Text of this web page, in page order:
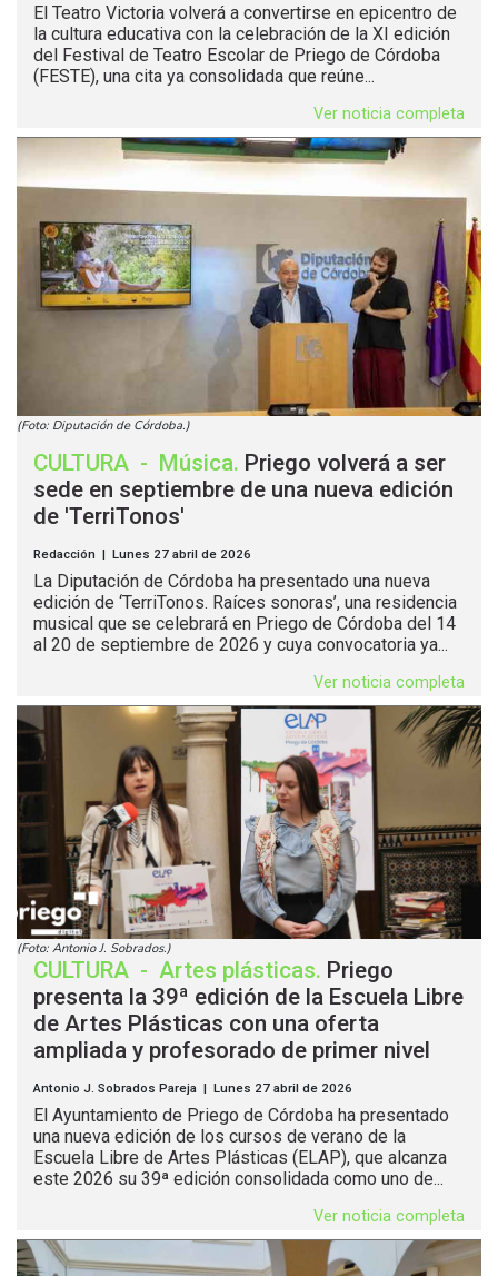
El Teatro Victoria volverá a convertirse en epicentro de
la cultura educativa con la celebración de la XI edición
del Festival de Teatro Escolar de Priego de Córdoba
(FESTE), una cita ya consolidada que reúne...
Ver noticia completa
(Foto: Diputación de Córdoba.)
CULTURA - Música. Priego volverá a ser
sede en septiembre de una nueva edición
de 'TerriTonos'
Redacción | Lunes 27 abril de 2026
La Diputación de Córdoba ha presentado una nueva
edición de ‘TerriTonos. Raíces sonoras’, una residencia
musical que se celebrará en Priego de Córdoba del 14
al 20 de septiembre de 2026 y cuya convocatoria ya...
Ver noticia completa
(Foto: Antonio J. Sobrados.)
CULTURA - Artes plásticas. Priego
presenta la 39ª edición de la Escuela Libre
de Artes Plásticas con una oferta
ampliada y profesorado de primer nivel
Antonio J. Sobrados Pareja | Lunes 27 abril de 2026
El Ayuntamiento de Priego de Córdoba ha presentado
una nueva edición de los cursos de verano de la
Escuela Libre de Artes Plásticas (ELAP), que alcanza
este 2026 su 39ª edición consolidada como uno de...
Ver noticia completa